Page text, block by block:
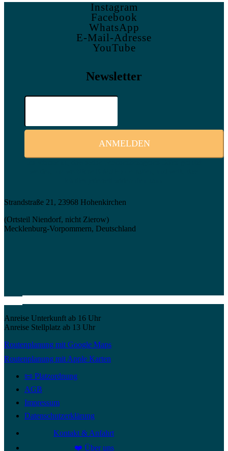
Instagram
Facebook
WhatsApp
E-Mail-Adresse
YouTube
Newsletter
Strandstraße 21, 23968 Hohenkirchen
(Ortsteil Niendorf, nicht Zierow)
Mecklenburg-Vorpommern, Deutschland
Anreise Unterkunft ab 16 Uhr
Anreise Stellplatz ab 13 Uhr
Routenplanung mit Google Maps
Routenplanung mit Apple Karten
📜 Platzordnung
AGB
Impressum
Datenschutzerklärung
Kontakt & Anfahrt
❤️ Über uns